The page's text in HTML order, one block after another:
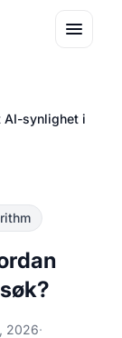
AI-synlighet i
2026·